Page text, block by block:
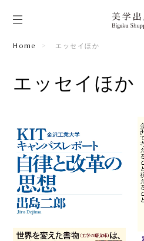
Home エッセイほか
エッセイほか